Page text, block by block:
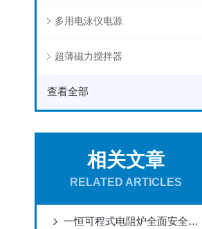
多用电泳仪电源
超薄磁力搅拌器
查看全部
相关文章
RELATED ARTICLES
一恒可程式电阻炉全面安全性能设计